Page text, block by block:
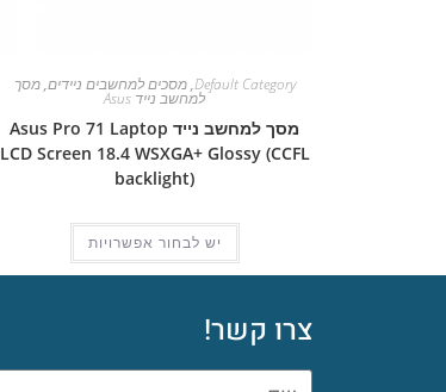
Default Category
,מסכים למחשבים ניידים,מסך
למחשב נייד Asus
מסך למחשב נייד Asus Pro 71 Laptop
LCD Screen 18.4 WSXGA+ Glossy (CCFL
backlight)
יש לבחור אפשרויות
צרו קשר!